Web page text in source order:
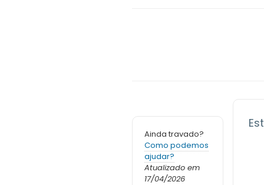
Ainda travado?
Como podemos
ajudar?
Atualizado em
17/04/2026